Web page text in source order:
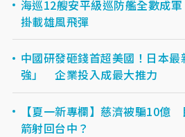
海巡12艘安平級巡防艦全數成
掛載雄風飛彈
中國研發砸錢首超美國！日本
強」 企業投入成最大推力
【夏一新專欄】慈濟被騙10億
箭射回台中？